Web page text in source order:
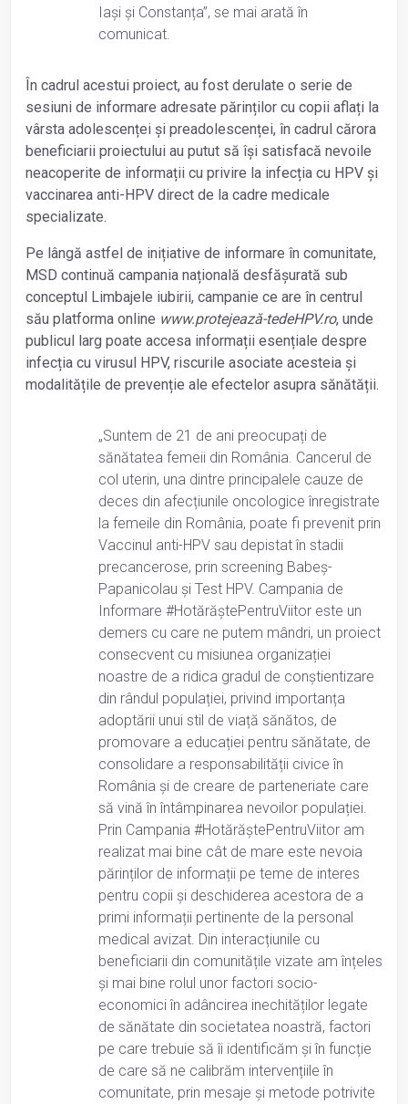
Iași și Constanța”, se mai arată în
comunicat.
În cadrul acestui proiect, au fost derulate o serie de
sesiuni de informare adresate părinților cu copii aflați la
vârsta adolescenței și preadolescenței, în cadrul cărora
beneficiarii proiectului au putut să își satisfacă nevoile
neacoperite de informații cu privire la infecția cu HPV și
vaccinarea anti-HPV direct de la cadre medicale
specializate.
Pe lângă astfel de inițiative de informare în comunitate,
MSD continuă campania națională desfășurată sub
conceptul Limbajele iubirii, campanie ce are în centrul
său platforma online www.protejează-tedeHPV.ro, unde
publicul larg poate accesa informații esențiale despre
infecția cu virusul HPV, riscurile asociate acesteia și
modalitățile de prevenție ale efectelor asupra sănătății.
„Suntem de 21 de ani preocupați de
sănătatea femeii din România. Cancerul de
col uterin, una dintre principalele cauze de
deces din afecțiunile oncologice înregistrate
la femeile din România, poate fi prevenit prin
Vaccinul anti-HPV sau depistat în stadii
precancerose, prin screening Babeș-
Papanicolau și Test HPV. Campania de
Informare #HotărăștePentruViitor este un
demers cu care ne putem mândri, un proiect
consecvent cu misiunea organizației
noastre de a ridica gradul de conștientizare
din rândul populației, privind importanța
adoptării unui stil de viață sănătos, de
promovare a educației pentru sănătate, de
consolidare a responsabilității civice în
România și de creare de parteneriate care
să vină în întâmpinarea nevoilor populației.
Prin Campania #HotărăștePentruViitor am
realizat mai bine cât de mare este nevoia
părinților de informații pe teme de interes
pentru copii și deschiderea acestora de a
primi informații pertinente de la personal
medical avizat. Din interacțiunile cu
beneficiarii din comunitățile vizate am înțeles
și mai bine rolul unor factori socio-
economici în adâncirea inechităților legate
de sănătate din societatea noastră, factori
pe care trebuie să îi identificăm și în funcție
de care să ne calibrăm intervențiile în
comunitate, prin mesaje și metode potrivite